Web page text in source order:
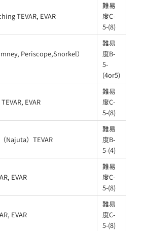
TEVAR, EVAR
難易
度C-
5-(8)
Periscope,Snorkel）
難易
度B-
5-
(4or5)
EVAR
難易
度C-
5-(8)
Najuta）TEVAR
難易
度B-
5-(4)
EVAR
難易
度C-
5-(8)
EVAR
難易
度C-
5-(8)